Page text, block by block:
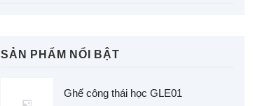
SẢN PHẨM NỔI BẬT
Ghế công thái học GLE01